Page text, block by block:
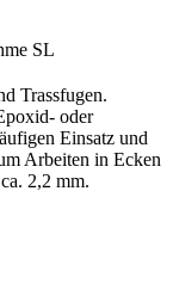
SL
Trassfugen.
oder
Einsatz und
Arbeiten in Ecken
2,2 mm.